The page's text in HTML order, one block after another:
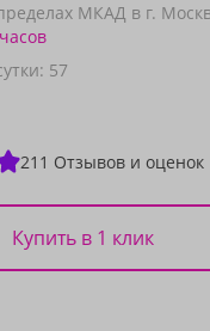
МКАД в г.
57
211 Отзывов и оценок
Купить в 1 клик